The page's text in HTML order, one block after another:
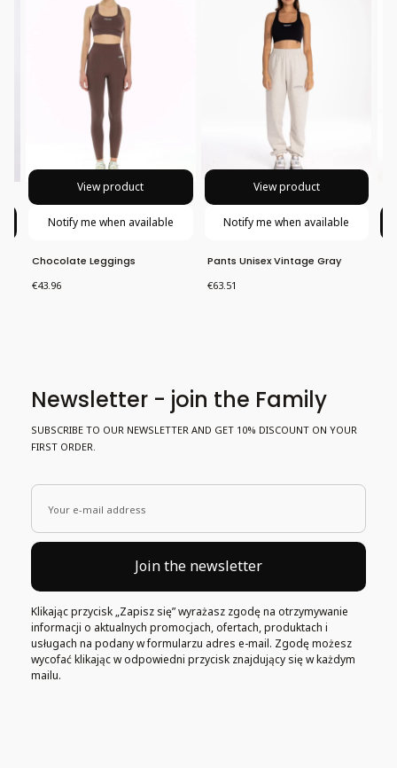
View product
Notify me when available
Chocolate Leggings
Price
€43.96
View product
Notify me when available
Pants Unisex Vintage Gray
Price
€63.51
Newsletter - join the Family
SUBSCRIBE TO OUR NEWSLETTER AND GET 10% DISCOUNT ON YOUR
FIRST ORDER.
Your e-mail address
Join the newsletter
Klikając przycisk „Zapisz się” wyrażasz zgodę na otrzymywanie
informacji o aktualnych promocjach, ofertach, produktach i
usługach na podany w formularzu adres e-mail. Zgodę możesz
wycofać klikając w odpowiedni przycisk znajdujący się w każdym
mailu.